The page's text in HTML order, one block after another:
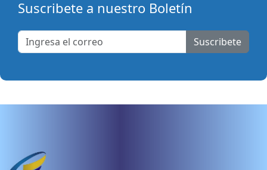
Suscribete a nuestro Boletín
Suscribete